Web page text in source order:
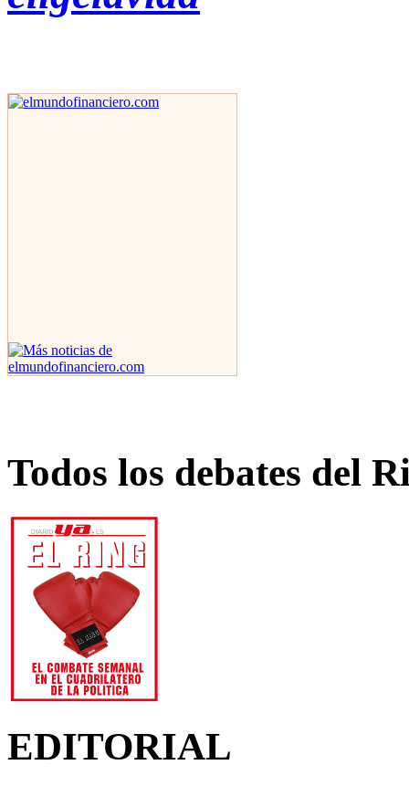
Todos los debates del
EDITORIAL